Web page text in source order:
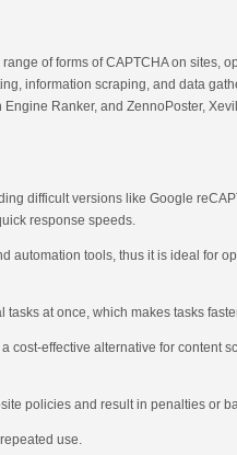
of forms of CAPTCHA on sites,
information scraping, and data
Ranker, and ZennoPoster,
difficult versions like Google
response speeds.
automation tools, thus it is ideal for
at once, which makes tasks
cost-effective alternative for content
policies and result in penalties or
use.